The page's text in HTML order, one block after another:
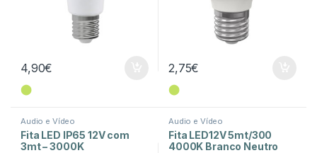
4,90€
⬤
2,75€
⬤
Audio e Vídeo
Fita LED IP65 12V com
3mt – 3000K
Audio e Vídeo
Fita LED12V 5mt/300
4000K Branco Neutro